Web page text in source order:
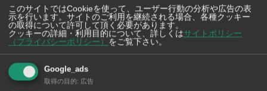
このサイトではCookieを使って、ユーザー行動の分析や広告の表
示を行います。サイトのご利用を継続される場合、各種クッキー
の取得について許可して頂く必要があります。
クッキーの詳細・利用目的について、詳しくはサイトポリシー
（プライバシーポリシー）
をご覧下さい。
Google_ads
取得の目的: 広告